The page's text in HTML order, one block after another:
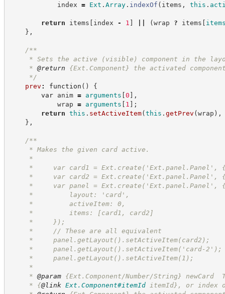
index = Ext .Array . indexOf ( items , this .
return items [ index - 1 ] (wrap ? items [
} ,
/**
* Sets the active (visible) component in the
* @return {Ext.Component}
the activated
*/
prev : function ( )
{
var anim = arguments [0 ] ,
wrap = arguments [ 1 ] ;
return
this . setActiveItem(this .getPrev (wrap ) ,
} ,
/**
* Makes the given card active.
*
*     var card1 = Ext.create('Ext.panel.Panel',
*     var card2 = Ext.create('Ext.panel.Panel',
*     var panel = Ext.create('Ext.panel.Panel',
*         layout: 'card',
*         activeItem: 0,
*         items: [card1, card2]
*     });
*     // These are all equivalent
*     panel.getLayout().setActiveItem(card2);
*     panel.getLayout().setActiveItem('card-2');
*     panel.getLayout().setActiveItem(1);
*
* @param {Ext.Component/Number/String} newCard
* {@link Ext.Component#itemId itemId} , or index